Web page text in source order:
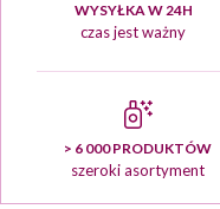
WYSYŁKA W 24H
czas jest ważny
> 6 000 PRODUKTÓW
szeroki asortyment